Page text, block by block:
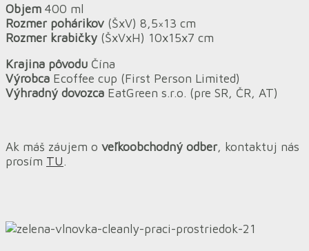
Objem 400 ml
Rozmer pohárikov (ŠxV) 8,5×13 cm
Rozmer krabičky (ŠxVxH) 10x15x7 cm
Krajina pôvodu Čína
Výrobca Ecoffee cup (First Person Limited)
Výhradný dovozca EatGreen s.r.o. (pre SR, ČR, AT)
Ak máš záujem o veľkoobchodný odber, kontaktuj nás
prosím TU.